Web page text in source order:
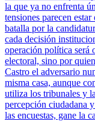
la que ya no enfrenta
tensiones parecen
batalla por la
cada decisión
operación política será
electoral, sino por
Castro el adversario
misma casa, aunque
utiliza los tribunales y
percepción ciudadana
las encuestas, gane la